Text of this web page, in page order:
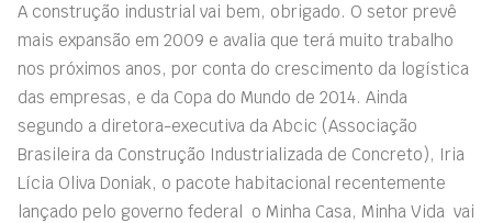
A construção industrial vai bem, obrigado. O setor prevê
mais expansão em 2009 e avalia que terá muito trabalho
nos próximos anos, por conta do crescimento da logística
das empresas, e da Copa do Mundo de 2014. Ainda
segundo a diretora-executiva da Abcic (Associação
Brasileira da Construção Industrializada de Concreto), Iria
Lícia Oliva Doniak, o pacote habitacional recentemente
lançado pelo governo federal  o Minha Casa, Minha Vida  vai